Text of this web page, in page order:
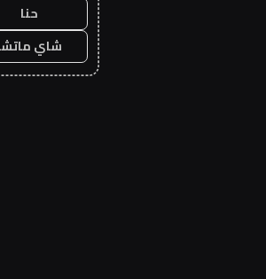
حنا
شاي